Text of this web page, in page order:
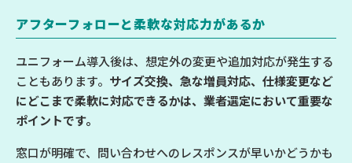
アフターフォローと柔軟な対応力があるか
ユニフォーム導入後は、想定外の変更や追加対応が発生する
こともあります。 サイズ交換、急な増員対応、仕様変更など
にどこまで柔軟に対応できるかは、業者選定において重要な
ポイントです。
窓口が明確で、問い合わせへのレスポンスが早いかどうかも